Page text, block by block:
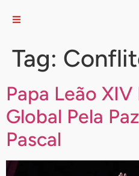
Tag:
Papa Leão
Global Pela
Pascal